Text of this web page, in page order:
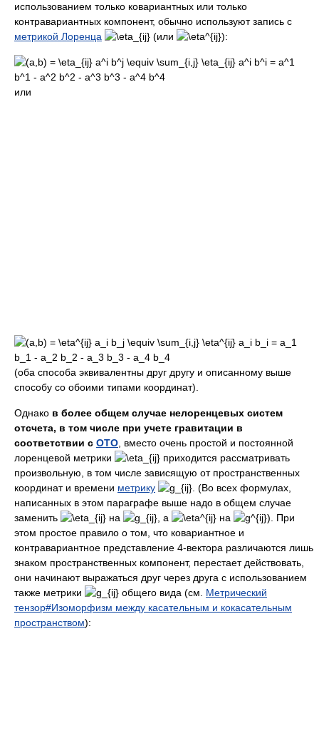
использованием только ковариантных или только
контравариантных компонент, обычно используют запись с
метрикой Лоренца
(или ):
или
(оба способа эквивалентны друг другу и описанному выше
способу со обоими типами координат).
Однако в более общем случае нелоренцевых систем
отсчета, в том числе при учете гравитации в
соответствии с ОТО , вместо очень простой и постоянной
лоренцевой метрики
приходится рассматривать
произвольную, в том числе зависящую от пространственных
координат и времени метрику
(Во всех формулах,
написанных в этом параграфе выше надо в общем случае
заменить
на , а на
). При
этом простое правило о том, что ковариантное и
контравариантное представление 4-вектора различаются лишь
знаком пространственных компонент, перестает действовать,
они начинают выражаться друг через друга с использованием
также метрики
общего вида (см. Метрический
тензор#Изоморфизм между касательным и кокасательным
пространством):